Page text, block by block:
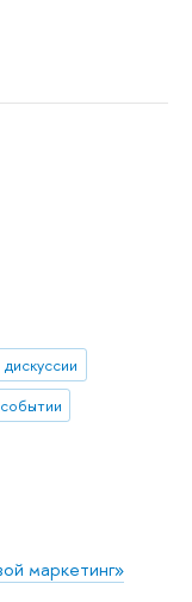
дискуссии
маркетинг»